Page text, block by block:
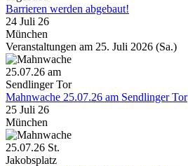
Barrieren werden abgebaut!
24 Juli 26
München
Veranstaltungen am 25. Juli 2026 (Sa.)
Mahnwache 25.07.26 am Sendlinger Tor
25 Juli 26
München